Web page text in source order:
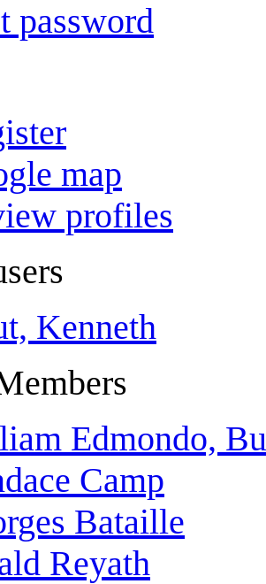
password
map
profiles
Kenneth
Edmondo,
Camp
Bataille
Reyath